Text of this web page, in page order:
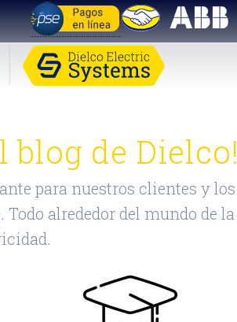
blog de Dielco!
para nuestros clientes y los
alrededor del mundo de la